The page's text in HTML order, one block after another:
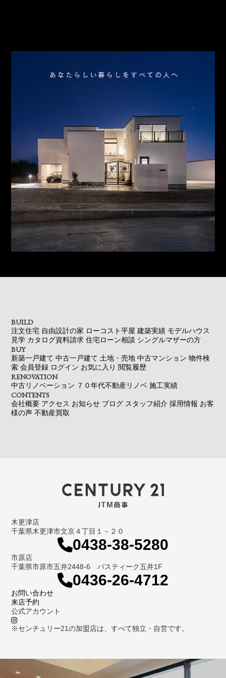
BUILD
注文住宅 自由設計の家 ローコスト平屋 建築実績 モデルハウス
見学 カタログ資料請求 住宅ローン相談 シングルマザーの方
BUY
新築一戸建て 中古一戸建て 土地・売地 中古マンション 物件検
索 会員登録 ログイン お気に入り 閲覧履歴
RENOVATION
中古リノベーション ７０年代不動産リノベ 施工実績
CONTENTS
会社概要 アクセス お知らせ ブログ スタッフ紹介 採用情報 お客
様の声 不動産買取
木更津店
千葉県木更津市文京４丁目１－２０
0438-38-5280
市原店
千葉県市原市五井2448-6 パスティーク五井1F
0436-26-4712
お問い合わせ
来店予約
公式アカウント
※センチュリー21の加盟店は、すべて独立・自営です。